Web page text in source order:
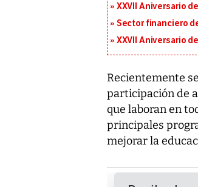
XXVII Aniversario
Sector financiero
XXVII Aniversario
Recientemente
participación de
que laboran en
principales
mejorar la